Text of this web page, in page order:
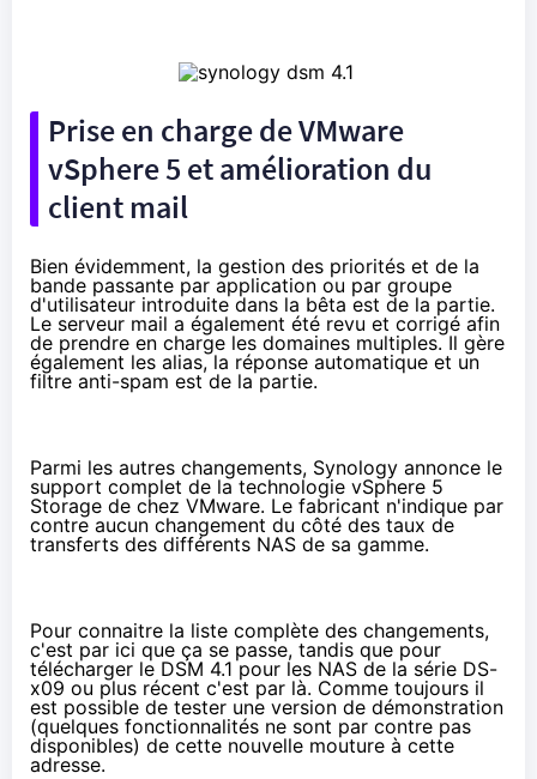
Prise en charge deVMware
vSphere 5 et amélioration du
client mail
Bien évidemment, la gestion des priorités et de la
bande passante par application ou par groupe
d'utilisateur introduite dans la bêta est de la partie.
Le serveur mail a également été revu et corrigé afin
de prendre en charge les domaines multiples. Il gère
également les alias, la réponse automatique et un
filtre anti-spam est de la partie.
Parmi les autres changements, Synology annonce le
support complet de la technologie vSphere 5
Storage de chez VMware. Le fabricant n'indique par
contre aucun changement du côté des taux de
transferts des différents NAS de sa gamme.
Pour connaitre la liste complète des changements,
c'est par ici que ça se passe, tandis que pour
télécharger le DSM 4.1 pour les NAS de la série DS-
x09 ou plus récent c'est par là. Comme toujours il
est possible de tester une version de démonstration
(quelques fonctionnalités ne sont par contre pas
disponibles) de cette nouvelle mouture à cette
adresse.